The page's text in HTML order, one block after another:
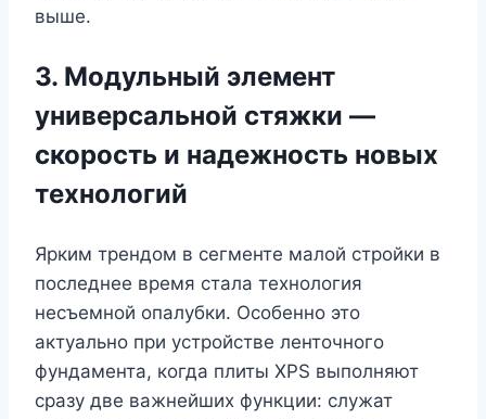
выше.
3. Модульный элемент
универсальной стяжки —
скорость и надежность новых
технологий
Ярким трендом в сегменте малой стройки в
последнее время стала технология
несъемной опалубки. Особенно это
актуально при устройстве ленточного
фундамента, когда плиты XPS выполняют
сразу две важнейших функции: служат